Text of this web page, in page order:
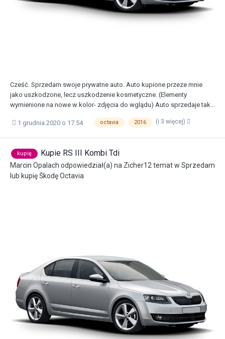
Cześć. Sprzedam swoje prywatne auto. Auto kupione przeze mnie
jako uszkodzone, lecz uszkodzenie kosmetyczne. (Elementy
wymienione na nowe w kolor- zdjęcia do wglądu) Auto sprzedaje tak...
1 grudnia 2020 o 17:54 octavia 2016 (i 3 więcej)
kupię Kupie RS III Kombi Tdi
Marcin Opalach odpowiedział(a) na Zicher12 temat w Sprzedam
lub kupię Škodę Octavia